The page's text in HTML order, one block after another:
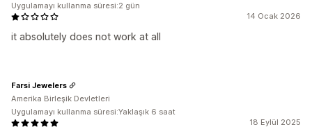
14 Ocak 2026
it absolutely does not work at all
Uygulamayı kullanma süresi:2 gün
18 Eylül 2025
Farsi Jewelers
Amerika Birleşik Devletleri
Uygulamayı kullanma süresi:Yaklaşık 6 saat